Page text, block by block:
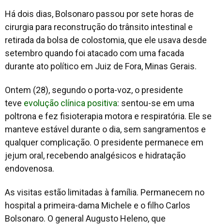
Há dois dias, Bolsonaro passou por sete horas de
cirurgia para reconstrução do trânsito intestinal e
retirada da bolsa de colostomia, que ele usava desde
setembro quando foi atacado com uma facada
durante ato político em Juiz de Fora, Minas Gerais.
Ontem (28), segundo o porta-voz, o presidente
teve evolução clínica positiva: sentou-se em uma
poltrona e fez fisioterapia motora e respiratória. Ele se
manteve estável durante o dia, sem sangramentos e
qualquer complicação. O presidente permanece em
jejum oral, recebendo analgésicos e hidratação
endovenosa.
As visitas estão limitadas à família. Permanecem no
hospital a primeira-dama Michele e o filho Carlos
Bolsonaro. O general Augusto Heleno, que